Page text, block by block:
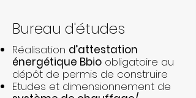
Bureau d'études
Réalisation d’attestation
énergétique Bbio obligatoire au
dépôt de permis de construire
Etudes et dimensionnement de